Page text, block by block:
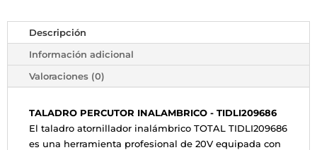
4.0ah
cantidadDescripción
Información adicional
Valoraciones (0)
TALADRO PERCUTOR INALAMBRICO - TIDLI209686
El taladro atornillador inalámbrico TOTAL TIDLI209686
es una herramienta profesional de 20V equipada con